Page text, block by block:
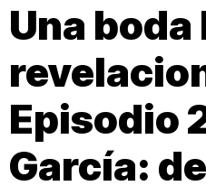
Una boda
Episodio
García: